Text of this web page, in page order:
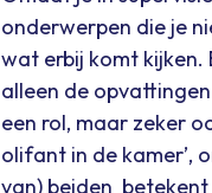
onderwerpen die je
wat erbij komt kijken.
alleen de
een rol, maar zeker
olifant in de kamer’,
van) beiden